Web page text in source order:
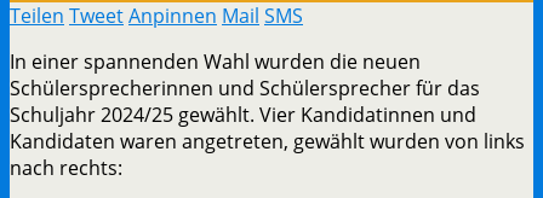
Teilen TweetAnpinnen Mail SMS
In einer spannenden Wahl wurden die neuen
Schülersprecherinnen und Schülersprecher für das
Schuljahr 2024/25 gewählt. Vier Kandidatinnen und
Kandidaten waren angetreten, gewählt wurden von links
nach rechts: